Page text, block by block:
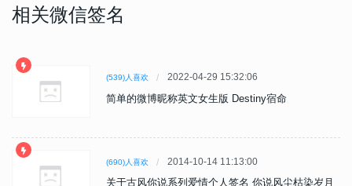
相关微信签名
(539)人喜欢 2022-04-29 15:32:06
简单的微博昵称英文女生版 Destiny宿命
(690)人喜欢 2014-10-14 11:13:00
关于古风你说系列爱情个人签名 你说风尘枯染岁月